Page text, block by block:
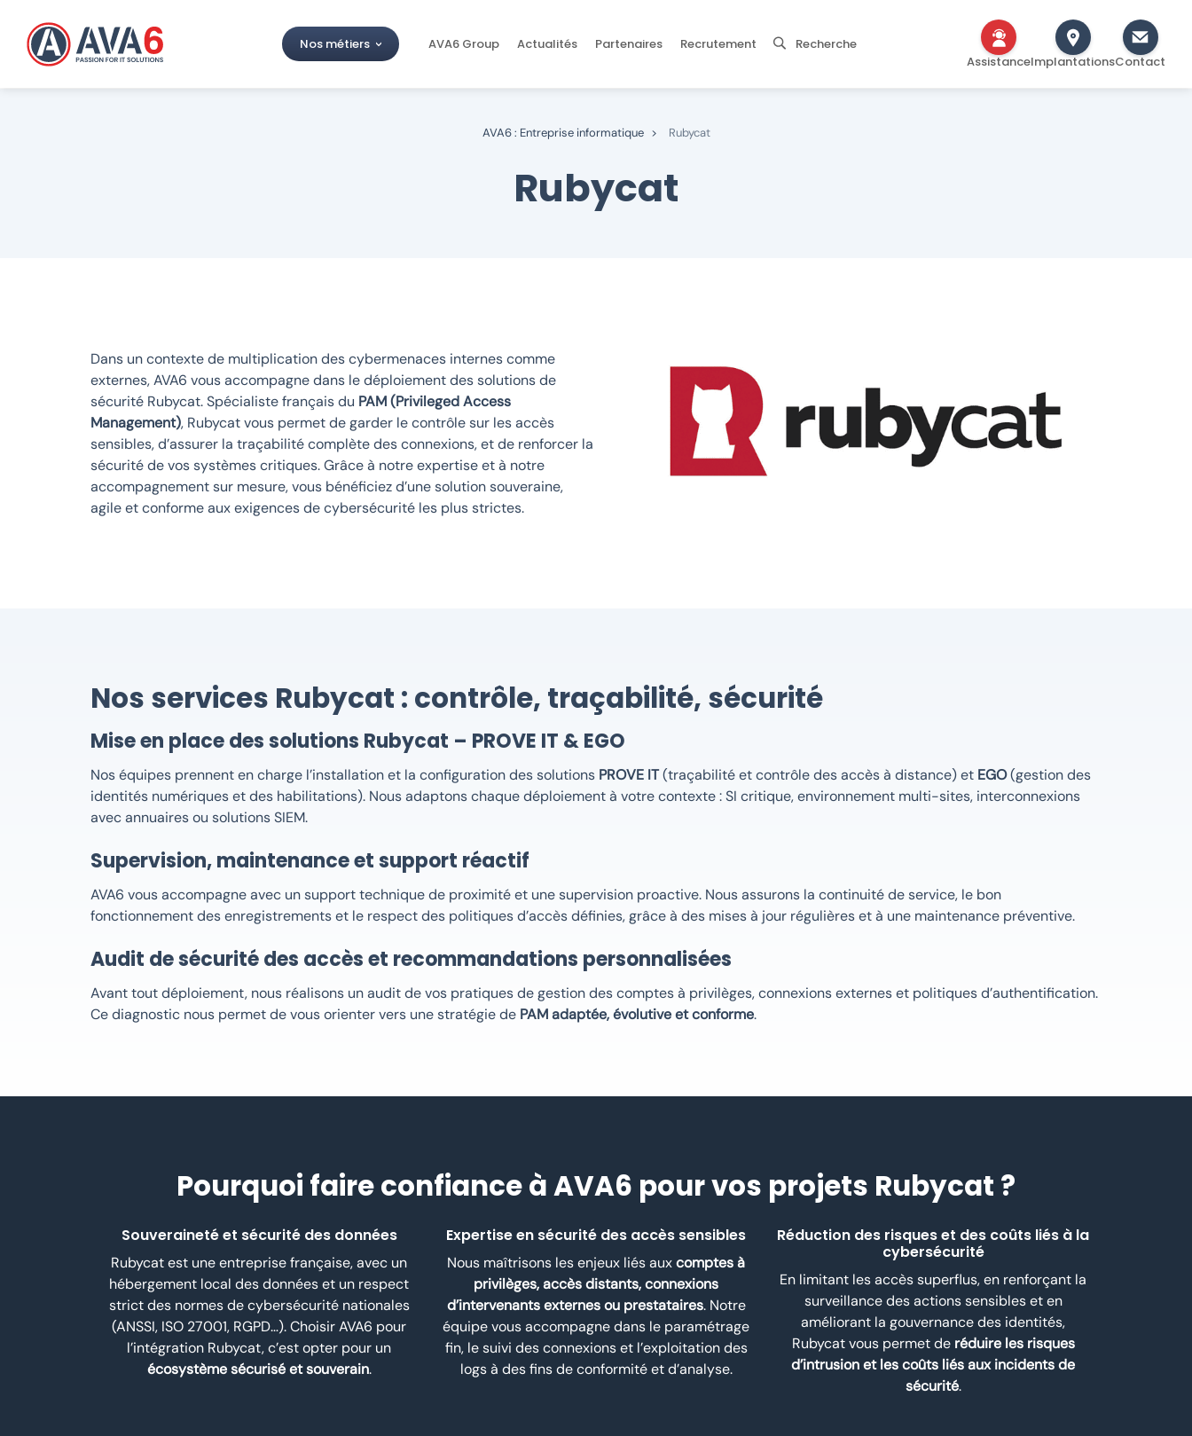
Nos métiers AVA6 Group Actualités Partenaires Recrutement
Recherche
AssistanceImplantationsContact
AVA6 : Entreprise informatique > Rubycat
Rubycat
Dans un contexte de multiplication des cybermenaces internes comme
externes, AVA6 vous accompagne dans le déploiement des solutions de
sécurité Rubycat. Spécialiste français du PAM (Privileged Access
Management), Rubycat vous permet de garder le contrôle sur les accès
sensibles, d’assurer la traçabilité complète des connexions, et de renforcer la
sécurité de vos systèmes critiques. Grâce à notre expertise et à notre
accompagnement sur mesure, vous bénéficiez d’une solution souveraine,
agile et conforme aux exigences de cybersécurité les plus strictes.
Nos services Rubycat : contrôle, traçabilité, sécurité
Mise en place des solutions Rubycat – PROVE IT & EGO
Nos équipes prennent en charge l’installation et la configuration des solutions PROVE IT(traçabilité et contrôle des accès à distance) et EGO(gestion des
identités numériques et des habilitations). Nous adaptons chaque déploiement à votre contexte : SI critique, environnement multi-sites, interconnexions
avec annuaires ou solutions SIEM.
Supervision, maintenance et support réactif
AVA6 vous accompagne avec un support technique de proximité et une supervision proactive. Nous assurons la continuité de service, le bon
fonctionnement des enregistrements et le respect des politiques d’accès définies, grâce à des mises à jour régulières et à une maintenance préventive.
Audit de sécurité des accès et recommandations personnalisées
Avant tout déploiement, nous réalisons un audit de vos pratiques de gestion des comptes à privilèges, connexions externes et politiques d’authentification.
Ce diagnostic nous permet de vous orienter vers une stratégie de PAM adaptée, évolutive et conforme.
Pourquoi faire confiance à AVA6 pour vos projets Rubycat ?
Souveraineté et sécurité des données
Rubycat est une entreprise française, avec un
hébergement local des données et un respect
strict des normes de cybersécurité nationales
(ANSSI, ISO 27001, RGPD…). Choisir AVA6 pour
l’intégration Rubycat, c’est opter pour un
écosystème sécurisé et souverain.
Expertise en sécurité des accès sensibles
Nous maîtrisons les enjeux liés auxcomptes à
privilèges, accès distants, connexions
d’intervenants externes ou prestataires. Notre
équipe vous accompagne dans le paramétrage
fin, le suivi des connexions et l’exploitation des
logs à des fins de conformité et d’analyse.
Réduction des risques et des coûts liés à la
cybersécurité
En limitant les accès superflus, en renforçant la
surveillance des actions sensibles et en
améliorant la gouvernance des identités,
Rubycat vous permet de réduire les risques
d’intrusion et les coûts liés aux incidents de
sécurité.